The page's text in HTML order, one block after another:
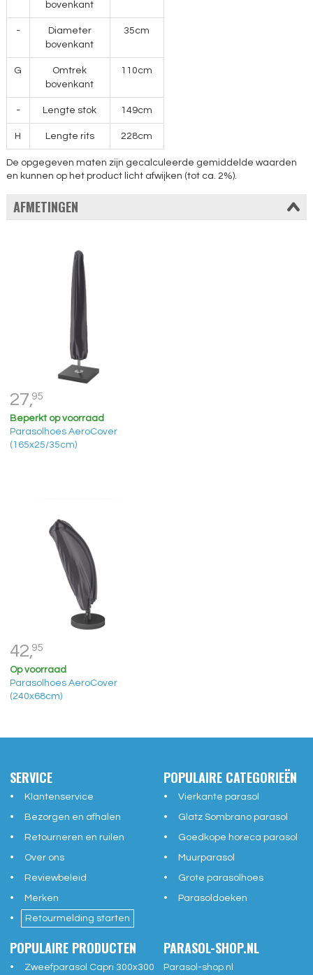
bovenkant
-
Diameter
bovenkant
35cm
G
Omtrek
bovenkant
110cm
- Lengte stok 149cm
H Lengte rits 228cm
De opgegeven maten zijn gecalculeerde gemiddelde waarden
en kunnen op het product licht afwijken (tot ca. 2%).
AFMETINGEN
27,95
Beperkt op voorraad
Parasolhoes AeroCover
(165x25/35cm)
42,95
Op voorraad
Parasolhoes AeroCover
(240x68cm)
SERVICE
Klantenservice
Bezorgen en afhalen
Retourneren en ruilen
Over ons
Reviewbeleid
Merken
Retourmelding starten
POPULAIRE CATEGORIEËN
Vierkante parasol
Glatz Sombrano parasol
Goedkope horeca parasol
Muurparasol
Grote parasolhoes
Parasoldoeken
POPULAIRE PRODUCTEN
Zweefparasol Capri 300x300
PARASOL-SHOP.NL
Parasol-shop.nl